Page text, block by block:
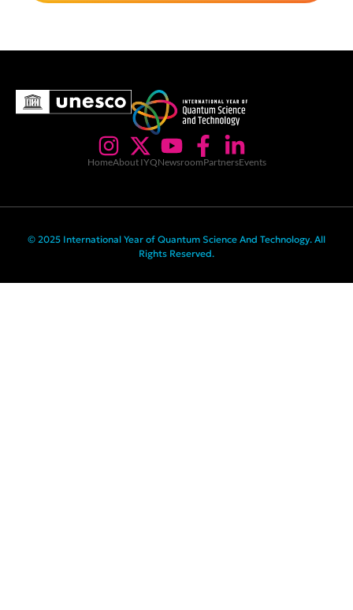
HomeAbout IYQNewsroomPartnersEvents
© 2025 International Year of Quantum Science And Technology. All
Rights Reserved.